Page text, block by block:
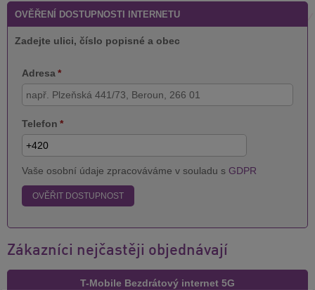
OVĚŘENÍ DOSTUPNOSTI INTERNETU
Zadejte ulici, číslo popisné a obec
Adresa *
Telefon *
Vaše osobní údaje zpracováváme v souladu s GDPR
OVĚŘIT DOSTUPNOST
Zákazníci nejčastěji objednávají
T-Mobile Bezdrátový internet 5G